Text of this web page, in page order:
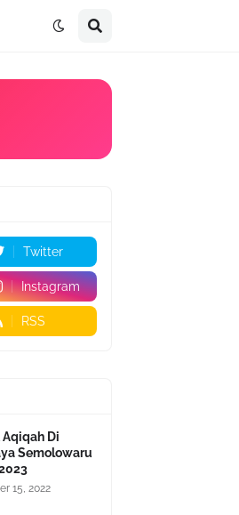
Twitter
Instagram
RSS
Di
Semolowaru
15, 2022